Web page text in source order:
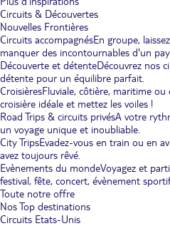
Circuits & Découvertes
Nouvelles Frontières
Circuits accompagnésEn groupe,
manquer des incontournables d'un
Découverte et détenteDécouvrez nos
détente pour un équilibre parfait.
CroisièresFluviale, côtière, maritime
croisière idéale et mettez les voiles !
Road Trips & circuits privésA votre
un voyage unique et inoubliable.
City TripsEvadez-vous en train ou en
avez toujours rêvé.
Evènements du mondeVoyagez et
festival, fête, concert, évènement
Toute notre offre
Nos Top destinations
Circuits Etats-Unis